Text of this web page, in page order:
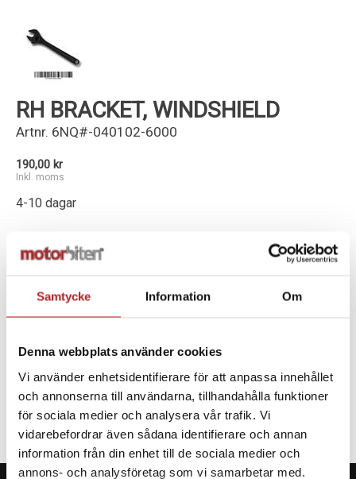
Samtycke Information Om
Denna webbplats använder cookies
Vi använder enhetsidentifierare för att anpassa innehållet
och annonserna till användarna, tillhandahålla funktioner
för sociala medier och analysera vår trafik. Vi
vidarebefordrar även sådana identifierare och annan
information från din enhet till de sociala medier och
annons- och analysföretag som vi samarbetar med.
RH BRACKET, WINDSHIELD
Artnr. 6NQ#-040102-6000
190,00 kr
Inkl. moms
4-10 dagar
- +
SPECIFIKATION